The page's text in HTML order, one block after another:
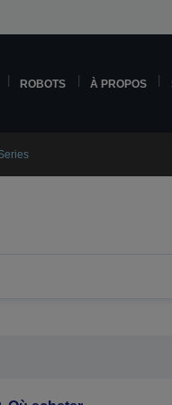
ROBOTS À PROPOS